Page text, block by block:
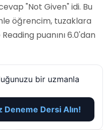
"Not Given" idi. Bu
öğrencim, tuzaklara
puanını 6.0'dan
bir uzmanla
Deneme Dersi Alın!